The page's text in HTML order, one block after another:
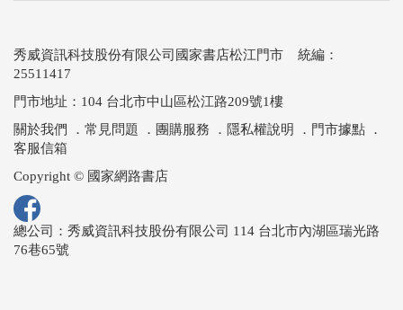
秀威資訊科技股份有限公司國家書店松江門市 統編：
25511417
門市地址：104 台北市中山區松江路209號1樓
關於我們
． 常見問題 ． 團購服務 ． 隱私權說明 ． 門市據點 ．
客服信箱
Copyright © 國家網路書店
總公司：秀威資訊科技股份有限公司 114 台北市內湖區瑞光路
76巷65號